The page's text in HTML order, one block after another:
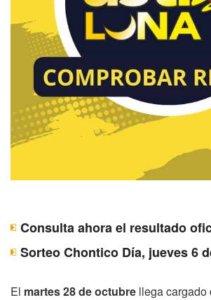
Consulta ahora el resultado
Sorteo Chontico Día, jueves 6
El martes 28 de octubre llega cargado